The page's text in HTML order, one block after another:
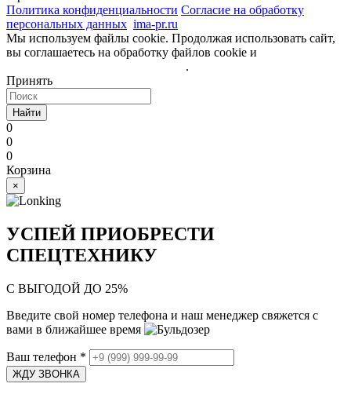
Политика конфиденциальности Согласие на обработку
персональных данных ima-pr.ru
Мы используем файлы cookie. Продолжая использовать сайт,
вы соглашаетесь на обработку файлов cookie и
.
Принять
Найти
0
0
0
Корзина
×
УСПЕЙ ПРИОБРЕСТИ
СПЕЦТЕХНИКУ
С ВЫГОДОЙ ДО 25%
Введите свой номер телефона и наш менеджер свяжется с
вами в ближайшее время
Ваш телефон *